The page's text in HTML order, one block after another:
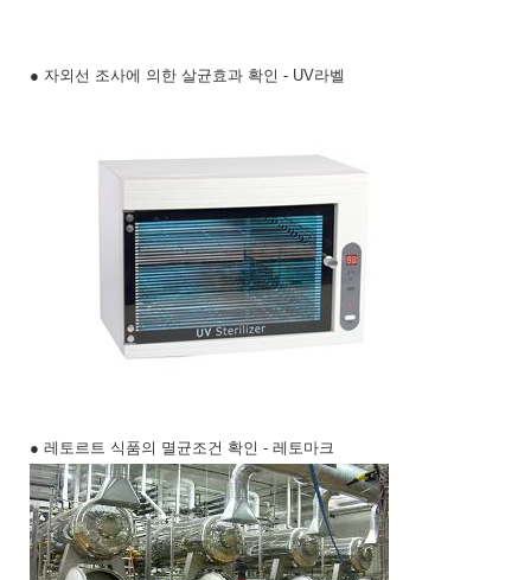
● 자외선 조사에 의한 살균효과 확인 - UV라벨
● 레토르트 식품의 멸균조건 확인 - 레토마크